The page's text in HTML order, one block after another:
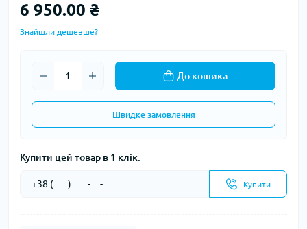
6 950.00 ₴
Знайшли дешевше?
До кошика
Швидке замовлення
Купити цей товар в 1 клік:
Купити